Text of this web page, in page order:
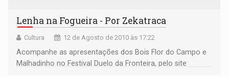
Lenha na Fogueira - Por Zekatraca
Cultura 12 de Agosto de 2010 às 17:22
Acompanhe as apresentações dos Bois Flor do Campo e
Malhadinho no Festival Duelo da Fronteira, pelo site